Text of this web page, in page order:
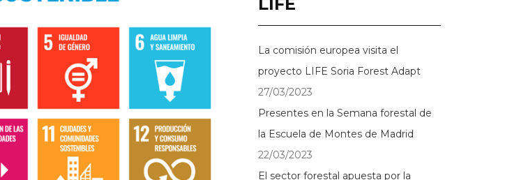
La comisión europea visita el
proyecto LIFE Soria Forest Adapt
27/03/2023
Presentes en la Semana forestal de
la Escuela de Montes de Madrid
22/03/2023
El sector forestal apuesta por la